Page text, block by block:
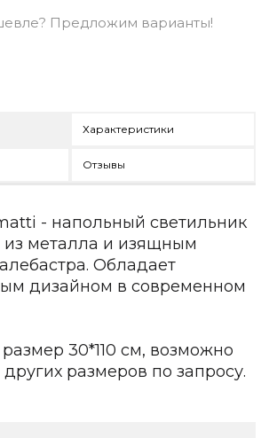
и декоративного
на заказ Romatti
на заказ
Предложим варианты!
Характеристики
Отзывы
- напольный светильник
из металла и изящным
Обладает
дизайном в современном
30*110 см, возможно
размеров по запросу.